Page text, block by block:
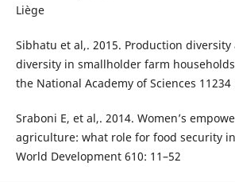
Liège
Sibhatu et al,. 2015. Production
diversity in smallholder farm
the National Academy of Sciences 11234
Sraboni E, et al,. 2014. Women’s
agriculture: what role for food security
World Development 610: 11–52